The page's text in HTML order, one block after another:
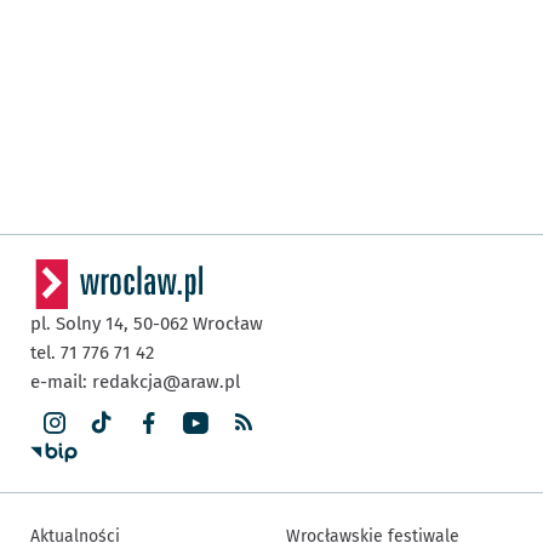
pl. Solny 14, 50-062 Wrocław
tel. 71 776 71 42
e-mail: redakcja@araw.pl
Aktualności Wrocławskie festiwale